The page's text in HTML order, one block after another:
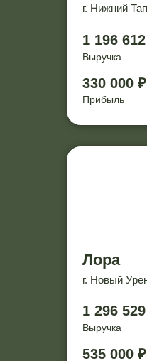
Лора
г. Новый
г. Нижний
1 196
Выручка
330 000 ₽
Прибыль
1 296
Выручка
535 000 ₽